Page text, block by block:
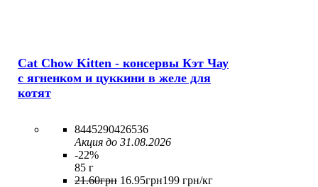
Cat Chow Kitten - консервы Кэт Чау
с ягненком и цуккини в желе для
котят
8445290426536
Акция до 31.08.2026
-22%
85 г
21.60грн 16.95грн199 грн/кг